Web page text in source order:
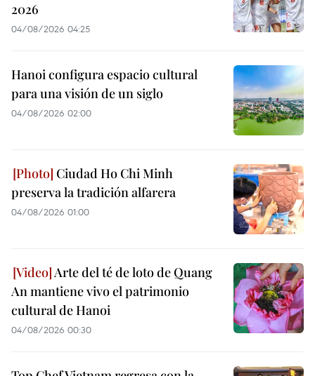
2026
04/08/2026 04:25
Hanoi configura espacio cultural
para una visión de un siglo
04/08/2026 02:00
Ciudad Ho Chi Minh
preserva la tradición alfarera
04/08/2026 01:00
Arte del té de loto de Quang
An mantiene vivo el patrimonio
cultural de Hanoi
04/08/2026 00:30